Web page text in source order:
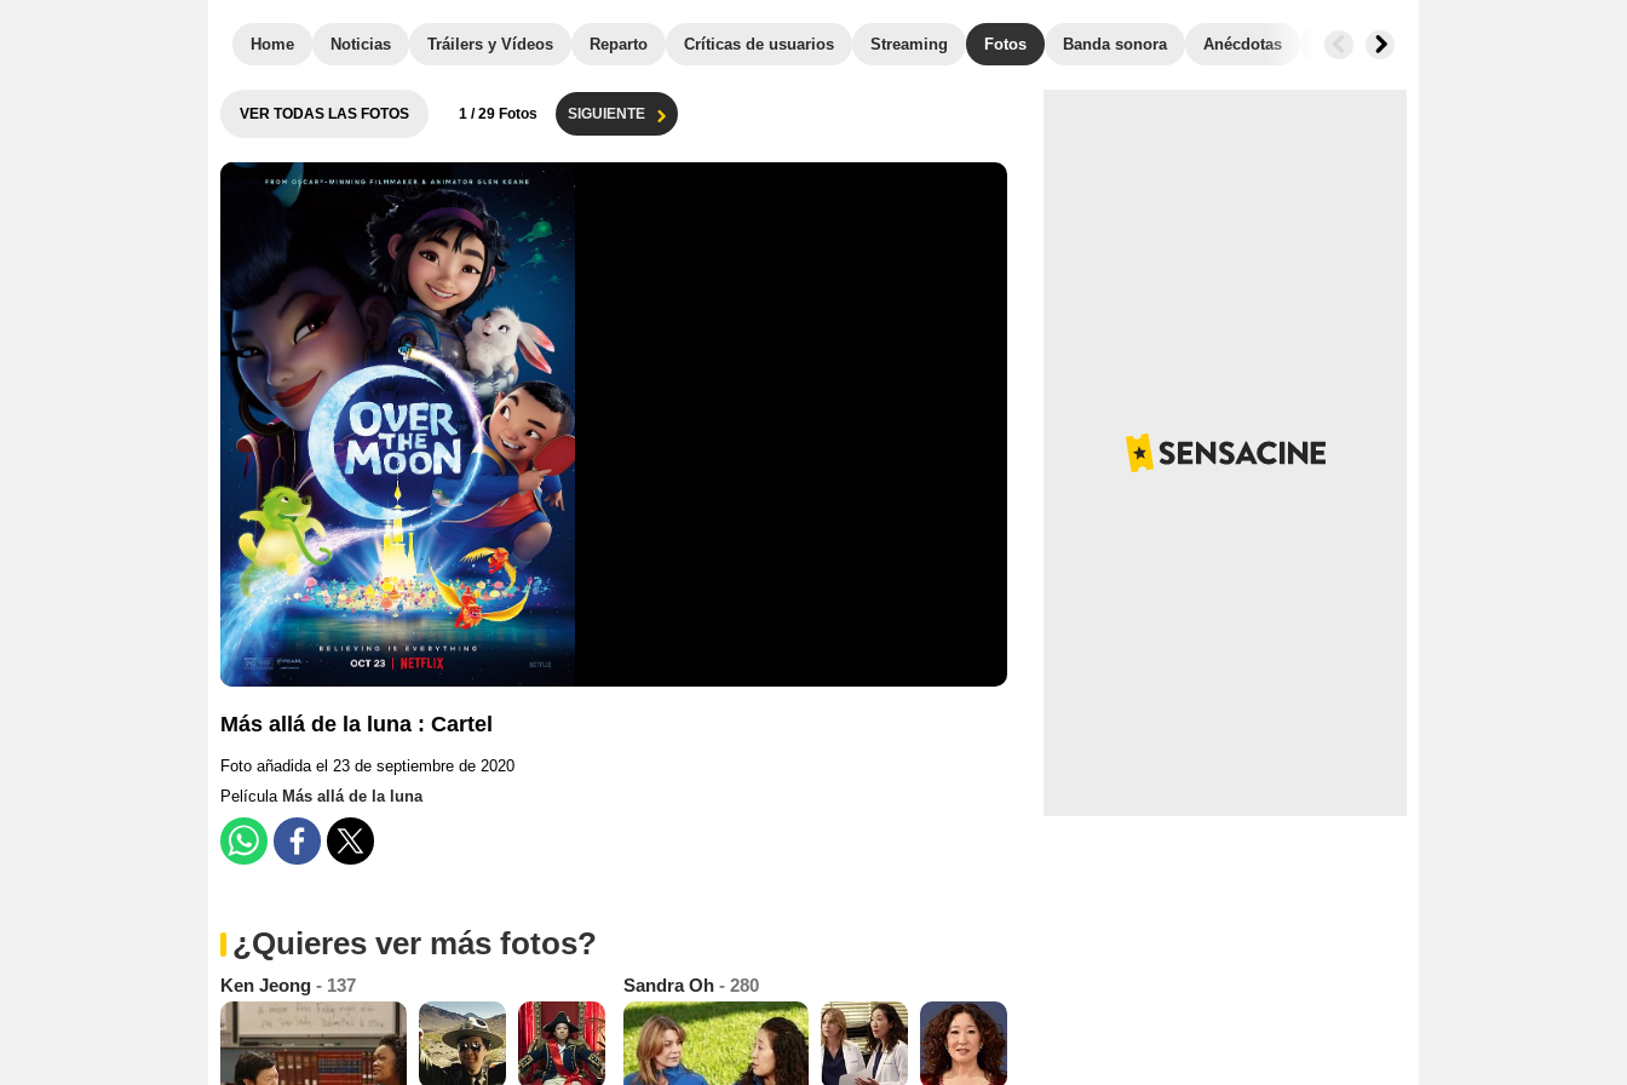
Home Noticias Tráilers y Vídeos Reparto Críticas de usuarios Streaming Fotos Banda sonora Anécdotas Películas similares
VER TODAS LAS FOTOS 1 / 29 Fotos SIGUIENTE
Más allá de la luna : Cartel
Foto añadida el 23 de septiembre de 2020
Película Más allá de la luna
¿Quieres ver más fotos?
Ken Jeong - 137 Sandra Oh - 280